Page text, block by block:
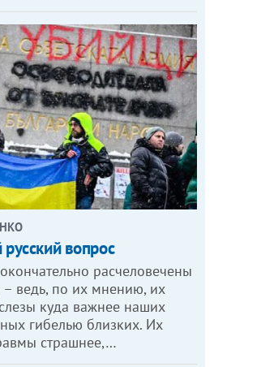
вопрос
расчеловечены
– ведь, по их мнению, их
куда важнее наших
гибелью близких. Их
страшнее,…